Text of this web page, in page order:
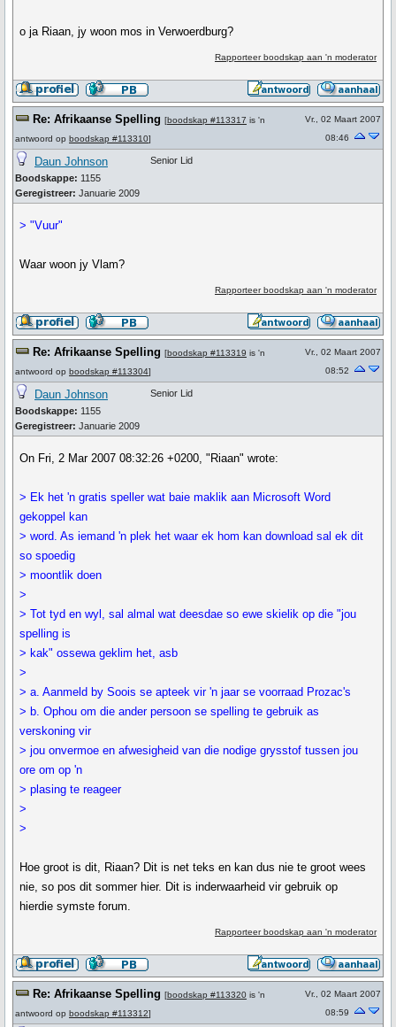
o ja Riaan, jy woon mos in Verwoerdburg?
Rapporteer boodskap aan 'n moderator
Re: Afrikaanse Spelling [boodskap #113317 is 'n
antwoord op boodskap #113310]
Vr., 02 Maart 2007
08:46
Daun Johnson
Boodskappe: 1155
Geregistreer: Januarie 2009
Senior Lid
> "Vuur"
Waar woon jy Vlam?
Rapporteer boodskap aan 'n moderator
Re: Afrikaanse Spelling [boodskap #113319 is 'n
antwoord op boodskap #113304]
Vr., 02 Maart 2007
08:52
Daun Johnson
Boodskappe: 1155
Geregistreer: Januarie 2009
Senior Lid
On Fri, 2 Mar 2007 08:32:26 +0200, "Riaan" wrote:
> Ek het 'n gratis speller wat baie maklik aan Microsoft Word
gekoppel kan
> word. As iemand 'n plek het waar ek hom kan download sal ek dit
so spoedig
> moontlik doen
>
> Tot tyd en wyl, sal almal wat deesdae so ewe skielik op die "jou
spelling is
> kak" ossewa geklim het, asb
>
> a. Aanmeld by Soois se apteek vir 'n jaar se voorraad Prozac's
> b. Ophou om die ander persoon se spelling te gebruik as
verskoning vir
> jou onvermoe en afwesigheid van die nodige grysstof tussen jou
ore om op 'n
> plasing te reageer
>
>
Hoe groot is dit, Riaan? Dit is net teks en kan dus nie te groot wees
nie, so pos dit sommer hier. Dit is inderwaarheid vir gebruik op
hierdie symste forum.
Rapporteer boodskap aan 'n moderator
Re: Afrikaanse Spelling [boodskap #113320 is 'n
antwoord op boodskap #113312]
Vr., 02 Maart 2007
08:59